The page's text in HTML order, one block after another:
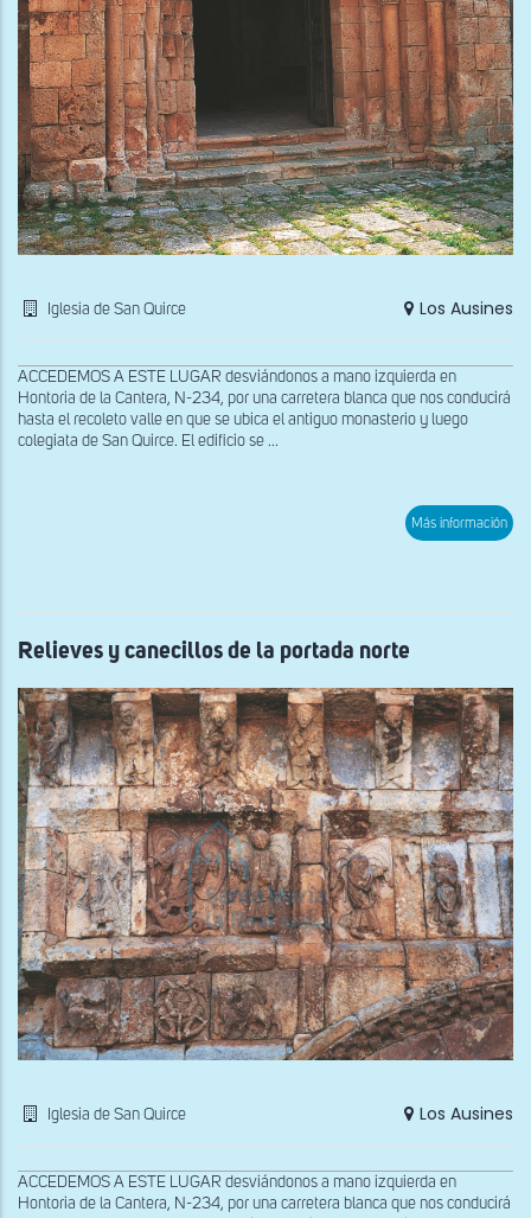
Iglesia de San Quirce Los Ausines
ACCEDEMOS A ESTE LUGAR desviándonos a mano izquierda en
Hontoria de la Cantera, N-234, por una carretera blanca que nos conducirá
hasta el recoleto valle en que se ubica el antiguo monasterio y luego
colegiata de San Quirce. El edificio se ...
Más información
Relieves y canecillos de la portada norte
Iglesia de San Quirce Los Ausines
ACCEDEMOS A ESTE LUGAR desviándonos a mano izquierda en
Hontoria de la Cantera, N-234, por una carretera blanca que nos conducirá